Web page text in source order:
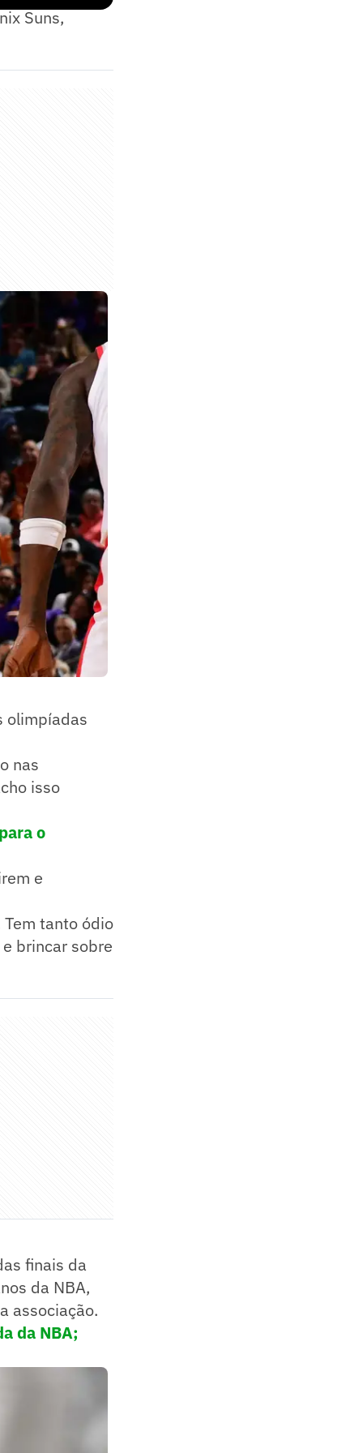
Suns,
olimpíadas
nas
isso
o
e
tanto ódio
brincar sobre
finais da
da NBA,
associação.
da NBA;